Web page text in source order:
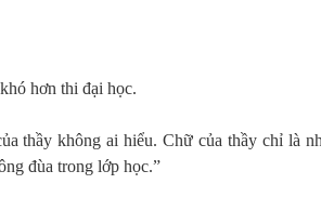
hơn thi đại học.
thầy không ai hiểu. Chữ của thầy chỉ là
đùa trong lớp học.”